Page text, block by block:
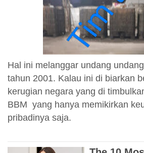
Hal ini melanggar undang
tahun 2001. Kalau ini di biarkan
kerugian negara yang di
BBM yang hanya memikirkan
pribadinya saja.